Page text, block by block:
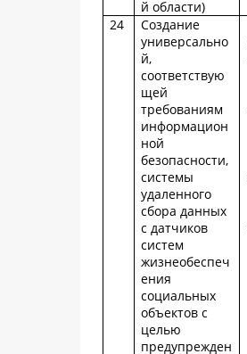
й области)
24
Создание
универсально
й,
соответствую
щей
требованиям
информацион
ной
безопасности,
системы
удаленного
сбора данных
с датчиков
систем
жизнеобеспеч
ения
социальных
объектов с
целью
предупрежден